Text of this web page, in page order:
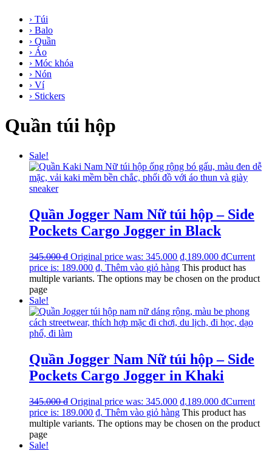
› Túi
› Balo
› Quần
› Áo
› Móc khóa
› Nón
› Ví
› Stickers
Quần túi hộp
Sale!
Quần Jogger Nam Nữ túi hộp – Side
Pockets Cargo Jogger in Black
345.000₫ Original price was: 345.000 ₫.189.000 ₫Current
price is: 189.000 ₫. Thêm vào giỏ hàng This product has
multiple variants. The options may be chosen on the product
page
Sale!
Quần Jogger Nam Nữ túi hộp – Side
Pockets Cargo Jogger in Khaki
345.000₫ Original price was: 345.000 ₫.189.000 ₫Current
price is: 189.000 ₫. Thêm vào giỏ hàng This product has
multiple variants. The options may be chosen on the product
page
Sale!